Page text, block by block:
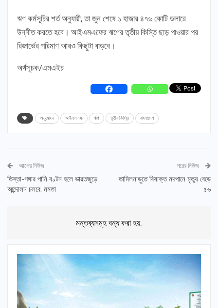
ঋণ কর্মসূচির শর্ত অনুযায়ী, তা জুন শেষে ১ হাজার ৪৭৬ কোটি ডলারে
উন্নীত করতে হবে। আইএমএফের ঋণের তৃতীয় কিস্তি ছাড় পাওয়ার পর
রিজার্ভের পরিমাণ আরও কিছুটা বাড়বে।
অর্থসূচক/এমএইচ
অনুমোদন আইএমএফ ঋণ তৃতীয় কিস্তি বাংলাদেশ
আগের নিউজ
তিস্তা-গঙ্গার পানি বণ্টন হলে ভারতজুড়ে
আন্দোলন চলবে: মমতা
পরের নিউজ
তামিলনাড়ুতে বিষাক্ত মদপানে মৃত্যু বেড়ে
৫৬
মন্তব্যসমূহ বন্ধ করা হয়.